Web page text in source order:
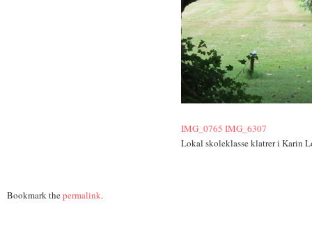
IMG_0765 IMG_6307
Lokal skoleklasse klatrer i Karin
Bookmark thepermalink.